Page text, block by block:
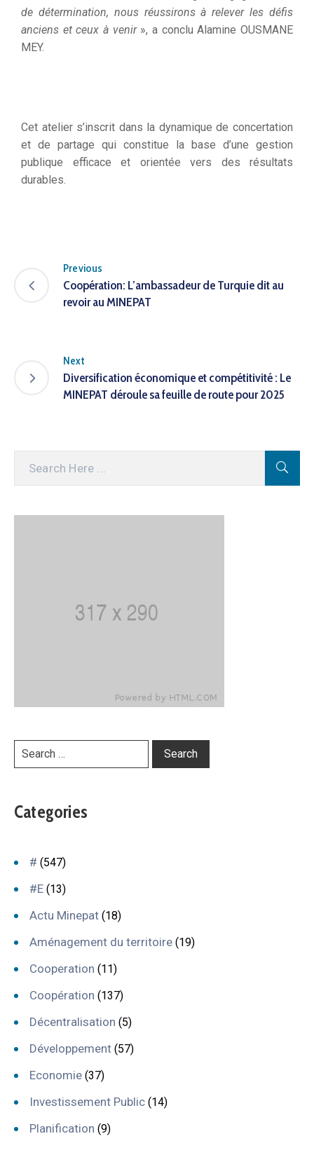
de détermination, nous réussirons à relever les défis
anciens et ceux à venir », a conclu Alamine OUSMANE
MEY.
Cet atelier s’inscrit dans la dynamique de concertation
et de partage qui constitue la base d’une gestion
publique efficace et orientée vers des résultats
durables.
Previous
Coopération: L’ambassadeur de Turquie dit au
revoir au MINEPAT
Next
Diversification économique et compétitivité : Le
MINEPAT déroule sa feuille de route pour 2025
Categories
# (547)
#E (13)
Actu Minepat (18)
Aménagement du territoire (19)
Cooperation (11)
Coopération (137)
Décentralisation (5)
Développement (57)
Economie (37)
Investissement Public (14)
Planification (9)